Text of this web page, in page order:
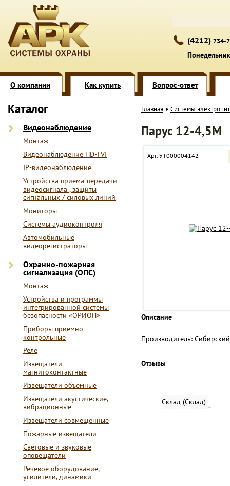
(4212) 734-
О компании Как купить Вопрос-ответ
Каталог
Видеонаблюдение
Монтаж
Видеонаблюдение HD-TVI
IP-видеонаблюдение
Устройства приема-передачи
видеосигнала , защиты
сигнальных / силовых линий
Мониторы
Системы аудиоконтроля
Автомобильные
видеорегистраторы
Охранно-пожарная
сигнализация (ОПС)
Монтаж
Устройства и программы
интегрированной системы
безопасности «ОРИОН»
Приборы приемно-
контрольные
Реле
Извещатели
магнитоконтактные
Извещатели объемные
Извещатели акустические,
вибрационные
Извещатели совмещенные
Пожарные извещатели
Световые и звуковые
оповещатели
Речевое оборудование,
усилители, динамики
Главная Системы
Парус 12-4,5М
Арт. УТ000004142
Описание
Производитель:
Отзывы
Склад (Склад)